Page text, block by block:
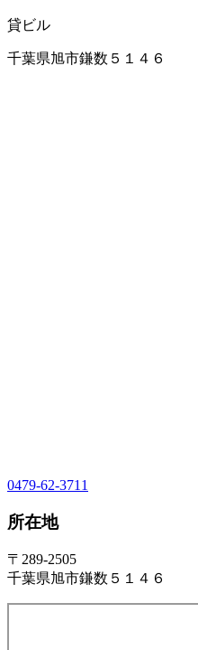
貸ビル
千葉県旭市鎌数５１４６
0479-62-3711
所在地
〒289-2505
千葉県旭市鎌数５１４６